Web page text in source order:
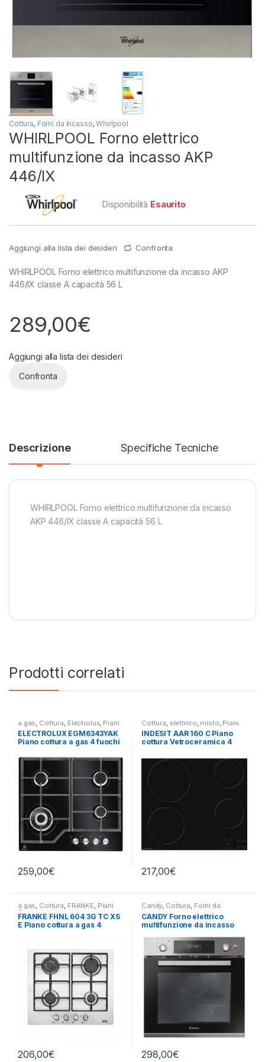
Cottura, Forni da Incasso,Whirlpool
WHIRLPOOL Forno elettrico
multifunzione da incasso AKP
446/IX
Disponibilità Esaurito
Aggiungi alla lista dei desideri Confronta
WHIRLPOOL Forno elettrico multifunzione da incasso AKP
446/IX classe A capacità 56 L
289,00€
Aggiungi alla lista dei desideri
Confronta
Descrizione Specifiche Tecniche
WHIRLPOOL Forno elettrico multifunzione da incasso
AKP 446/IX classe A capacità 56 L
Prodotti correlati
a gas Cottura Electrolux, Piani
Cottura
ELECTROLUX EGM6343YAK
Piano cottura a gas 4 fuochi
259,00€
Cottura elettrico misto Piani
Cottura
INDESIT AAR 160 C Piano
cottura Vetroceramica 4
217,00€
a gas, Cottura, FRANKE, Piani
Cottura
FRANKE FHNL 604 3G TC XS
E Piano cottura a gas 4
206,00€
Candy, Cottura, Forni da
Incasso
CANDY Forno elettrico
multifunzione da incasso
298,00€